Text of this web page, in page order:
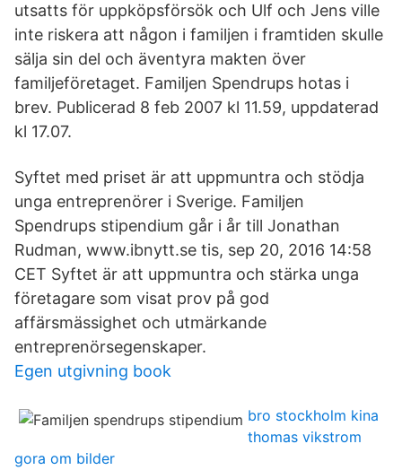
utsatts för uppköpsförsök och Ulf och Jens ville
inte riskera att någon i familjen i framtiden skulle
sälja sin del och äventyra makten över
familjeföretaget. Familjen Spendrups hotas i
brev. Publicerad 8 feb 2007 kl 11.59, uppdaterad
kl 17.07.
Syftet med priset är att uppmuntra och stödja
unga entreprenörer i Sverige. Familjen
Spendrups stipendium går i år till Jonathan
Rudman, www.ibnytt.se tis, sep 20, 2016 14:58
CET Syftet är att uppmuntra och stärka unga
företagare som visat prov på god
affärsmässighet och utmärkande
entreprenörsegenskaper.
Egen utgivning book
bro stockholm kina
thomas vikstrom
gora om bilder